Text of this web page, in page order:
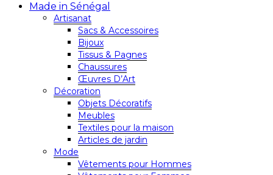
Made in Sénégal
Artisanat
Sacs & Accessoires
Bijoux
Tissus & Pagnes
Chaussures
Œuvres D’Art
Décoration
Objets Décoratifs
Meubles
Textiles pour la maison
Articles de jardin
Mode
Vêtements pour Hommes